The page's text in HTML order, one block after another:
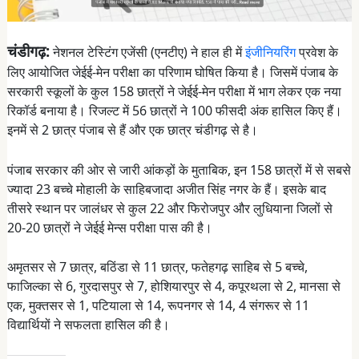
चंडीगढ़:नेशनल टेस्टिंग एजेंसी (एनटीए) ने हाल ही मेंइंजीनियरिंगप्रवेश के
लिए आयोजित जेईई-मेन परीक्षा का परिणाम घोषित किया है। जिसमें पंजाब के
सरकारी स्कूलों के कुल 158 छात्रों ने जेईई-मेन परीक्षा में भाग लेकर एक नया
रिकॉर्ड बनाया है। रिजल्ट में 56 छात्रों ने 100 फीसदी अंक हासिल किए हैं।
इनमें से 2 छात्र पंजाब से हैं और एक छात्र चंडीगढ़ से है।
पंजाब सरकार की ओर से जारी आंकड़ों के मुताबिक, इन 158 छात्रों में से सबसे
ज्यादा 23 बच्चे मोहाली के साहिबजादा अजीत सिंह नगर के हैं। इसके बाद
तीसरे स्थान पर जालंधर से कुल 22 और फिरोजपुर और लुधियाना जिलों से
20-20 छात्रों ने जेईई मेन्स परीक्षा पास की है।
अमृतसर से 7 छात्र, बठिंडा से 11 छात्र, फतेहगढ़ साहिब से 5 बच्चे,
फाजिल्का से 6, गुरदासपुर से 7, होशियारपुर से 4, कपूरथला से 2, मानसा से
एक, मुक्तसर से 1, पटियाला से 14, रूपनगर से 14, 4 संगरूर से 11
विद्यार्थियों ने सफलता हासिल की है।